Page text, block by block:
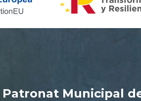
Patronat Municipal